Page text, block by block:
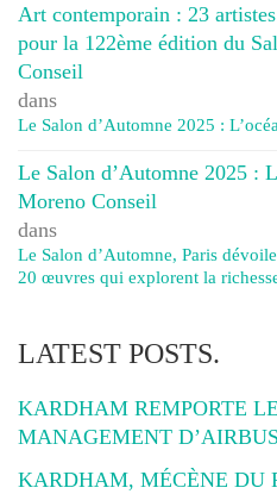
Art contemporain : 23
pour la 122ème édition du
Conseil
dans
Le Salon d’Automne 2025 :
Le Salon d’Automne 2025 :
Moreno Conseil
dans
Le Salon d’Automne, Paris
20 œuvres qui explorent la
LATEST POSTS.
KARDHAM REMPORTE
MANAGEMENT D’AIRBUS
KARDHAM, MÉCÈNE DU